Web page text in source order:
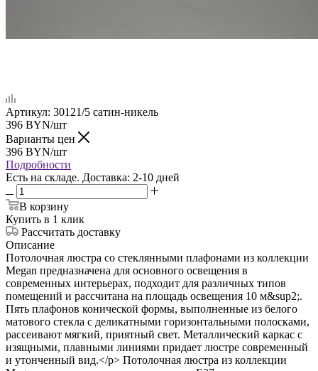
Артикул: 30121/5 сатин-никель
396 BYN/шт
Варианты цен
396 BYN/шт
Подробности
Есть на складе. Доставка: 2-10 дней
В корзину
Купить в 1 клик
Рассчитать доставку
Описание
Потолочная люстра со стеклянными плафонами из коллекции
Megan предназначена для основного освещения в
современных интерьерах, подходит для различных типов
помещений и рассчитана на площадь освещения 10 м&sup2;.
Пять плафонов конической формы, выполненные из белого
матового стекла с деликатными горизонтальными полосками,
рассеивают мягкий, приятный свет. Металлический каркас с
изящными, плавными линиями придает люстре современный
и утонченный вид.</p> Потолочная люстра из коллекции